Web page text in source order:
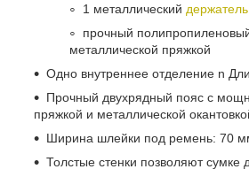
1 металлический
прочный
металлической пряжкой
Одно внутреннее отделение n
Прочный двухрядный пояс с
пряжкой и металлической
Ширина шлейки под ремень: 70
Толстые стенки позволяют сумке